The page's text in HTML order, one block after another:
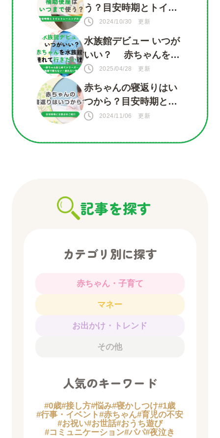
う？目安時期とトイレ
トレーニングのコツ
2024/10/30 更新
水族館デビュー いつが
いい？ 赤ちゃんを水
族館に連れて行きたい
理由がいっぱい！
2025/04/28 更新
赤ちゃんの寝返りはい
つから？目安時期と注
意点をご紹介
2024/11/06 更新
記事を探す
カテゴリ別に探す
赤ちゃん・子育て
マネー
お出かけ・トレンド
その他
人気のキーワード
#0歳#接し方#悩み#寝かしつけ#1歳
#行事・イベント#赤ちゃん#育児の不安
#お祝い#お世話#おうち遊び
#コミュニケーション#パパ#夜泣き